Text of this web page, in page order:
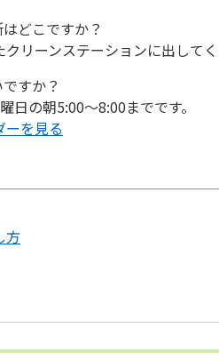
どこですか？
リーンステーションに出して
すか？
日の朝5:00～8:00までです。
ーを見る
方